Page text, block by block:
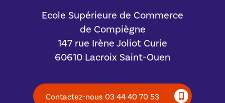
Ecole Supérieure de Commerce
de Compiègne
147 rue Irène Joliot Curie
60610 Lacroix Saint-Ouen
Contactez-nous 03 44 40 70 53